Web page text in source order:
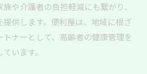
や介護者の負担軽減にも繋がり、
供します。便利屋は、地域に根ざ
トナーとして、高齢者の健康管理を
います。